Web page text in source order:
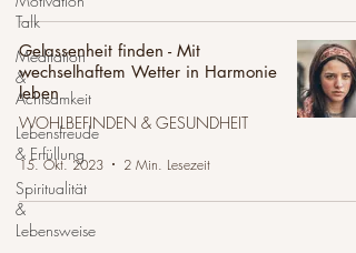
Talk
Meditation
&
Achtsamkeit
Lebensfreude
& Erfüllung
Spiritualität
&
Lebensweise
Gelassenheit finden - Mit
wechselhaftem Wetter in Harmonie
leben
WOHLBEFINDEN & GESUNDHEIT
15. Okt. 2023 2 Min. Lesezeit